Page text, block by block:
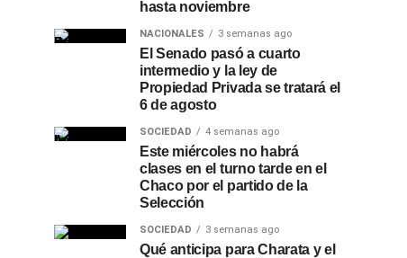
hasta noviembre
NACIONALES 3 semanas ago
El Senado pasó a cuarto
intermedio y la ley de
Propiedad Privada se tratará el
6 de agosto
SOCIEDAD 4 semanas ago
Este miércoles no habrá
clases en el turno tarde en el
Chaco por el partido de la
Selección
SOCIEDAD 3 semanas ago
Qué anticipa para Charata y el